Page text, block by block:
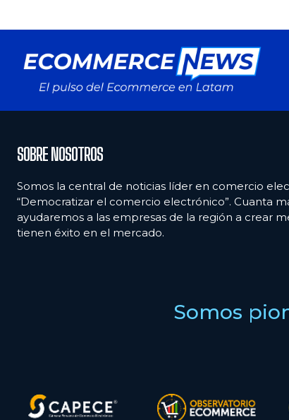
SOBRE NOSOTROS
Somos la central de noticias líder en comercio
“Democratizar el comercio electrónico”. Cuanta
ayudaremos a las empresas de la región a crear
tienen éxito en el mercado.
Somos